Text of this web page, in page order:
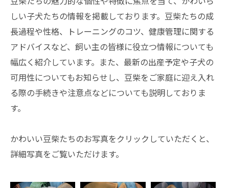
しい子犬たちの情報を掲載しております。豆柴たちの成
長過程や性格、トレーニングのコツ、健康管理に関する
アドバイスなど、飼い主の皆様に役立つ情報についても
幅広く紹介しています。また、最新の出産予定や子犬の
可用性についてもお知らせし、豆柴をご家庭に迎え入れ
る際の手続きや注意点などについても説明しておりま
す。
かわいい豆柴たちのお写真をクリックしていただくと、
詳細写真をご覧いただけます。